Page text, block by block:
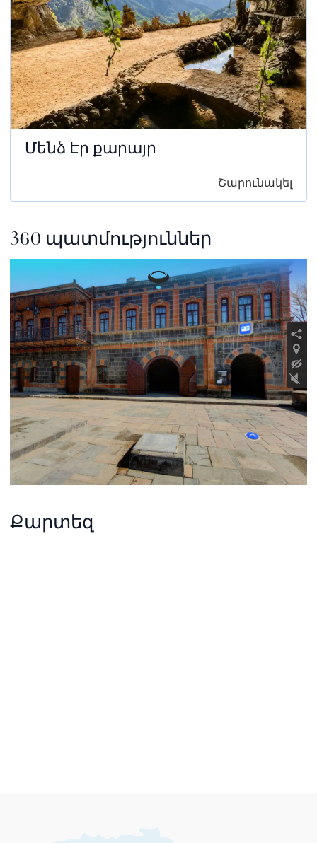
Մենձ Էր քարայր
Շարունակել
360 պատմություններ
Քարտեզ